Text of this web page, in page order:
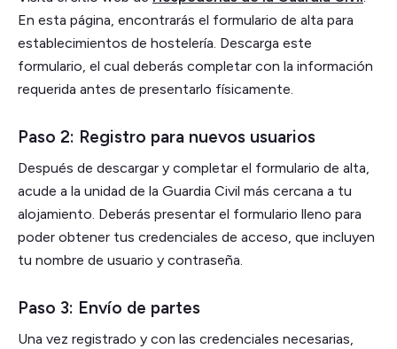
En esta página, encontrarás el formulario de alta para
establecimientos de hostelería. Descarga este
formulario, el cual deberás completar con la información
requerida antes de presentarlo físicamente.
Paso 2: Registro para nuevos usuarios
Después de descargar y completar el formulario de alta,
acude a la unidad de la Guardia Civil más cercana a tu
alojamiento. Deberás presentar el formulario lleno para
poder obtener tus credenciales de acceso, que incluyen
tu nombre de usuario y contraseña.
Paso 3: Envío de partes
Una vez registrado y con las credenciales necesarias,